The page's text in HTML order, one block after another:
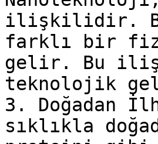
ilişkilidir.
farklı bir
gelir. Bu
teknolojik
3. Doğadan
sıklıkla